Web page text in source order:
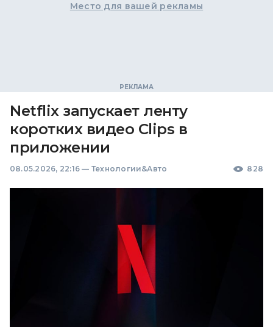
Место для вашей рекламы
Netflix запускает ленту
коротких видео Clips в
приложении
08.05.2026, 22:16 — Технологии&Авто 828